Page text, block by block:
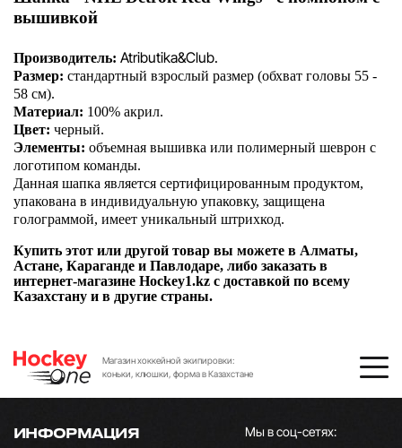
вышивкой
Производитель: Atributika&Club.
Размер: стандартный взрослый размер (обхват головы 55 -
58 см).
Материал: 100% акрил.
Цвет: черный.
Элементы: объемная вышивка или полимерный шеврон с
логотипом команды.
Данная шапка является сертифицированным продуктом,
упакована в индивидуальную упаковку, защищена
голограммой, имеет уникальный штрихкод.
Купить этот или другой товар вы можете в Алматы,
Астане, Караганде и Павлодаре, либо заказать в
интернет-магазине Hockey1.kz с доставкой по всему
Казахстану и в другие страны.
Магазин хоккейной экипировки:
коньки, клюшки, форма в Казахстане
ИНФОРМАЦИЯ Мы в соц-сетях: